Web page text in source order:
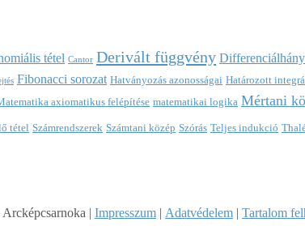
tétel Cantor Derivált függvény
Fibonacci sorozat Hatványozás azonosságai Határozott
axiomatikus felépítése matematikai logika Mértani
tétel Számrendszerek Számtani közép Szórás Teljes indukció
| Impresszum | Adatvédelem | Tartalom